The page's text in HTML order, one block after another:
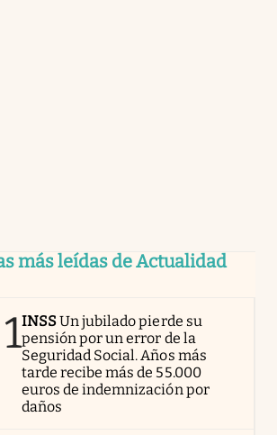
más leídas de Actualidad
1INSSUn jubilado pierde su
pensión por un error de la
Seguridad Social. Años más
tarde recibe más de 55.000
euros de indemnización por
daños